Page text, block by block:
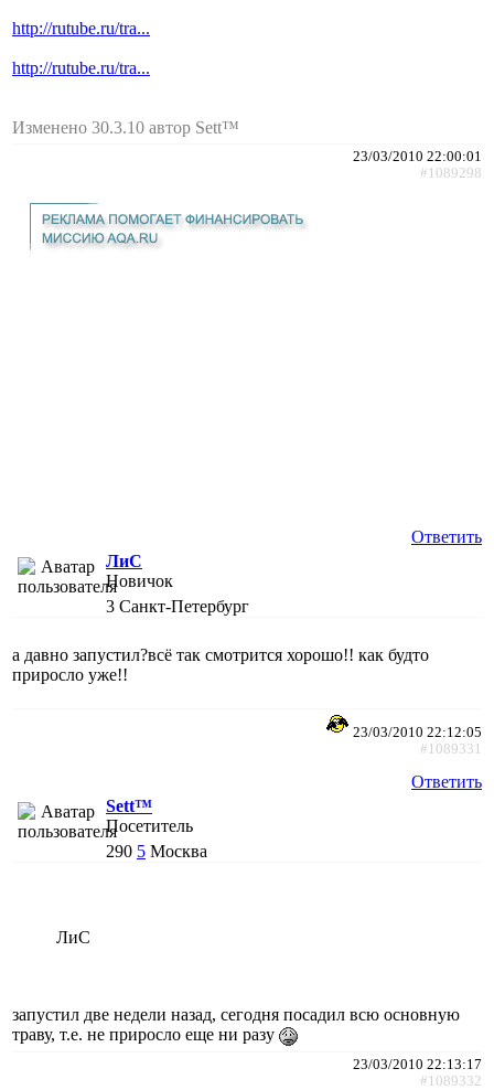
http://rutube.ru/tra...
http://rutube.ru/tra...
Изменено 30.3.10 автор Sett™
23/03/2010 22:00:01
#1089298
Ответить
ЛиС
Новичок
3 Санкт-Петербург
а давно запустил?всё так смотрится хорошо!! как будто
приросло уже!!
23/03/2010 22:12:05
#1089331
Ответить
Sett™
Посетитель
290 5 Москва
ЛиС
запустил две недели назад, сегодня посадил всю основную
траву, т.е. не приросло еще ни разу
23/03/2010 22:13:17
#1089332